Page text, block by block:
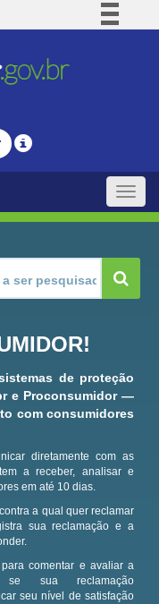
Comunica BR
Legislação
Toggle
de proteção
e Proconsumidor —
com consumidores
diretamente com as
a receber, analisar e
em até 10 dias.
a qual quer reclamar
sua reclamação e a
comentar e avaliar a
se sua reclamação
seu nível de satisfação